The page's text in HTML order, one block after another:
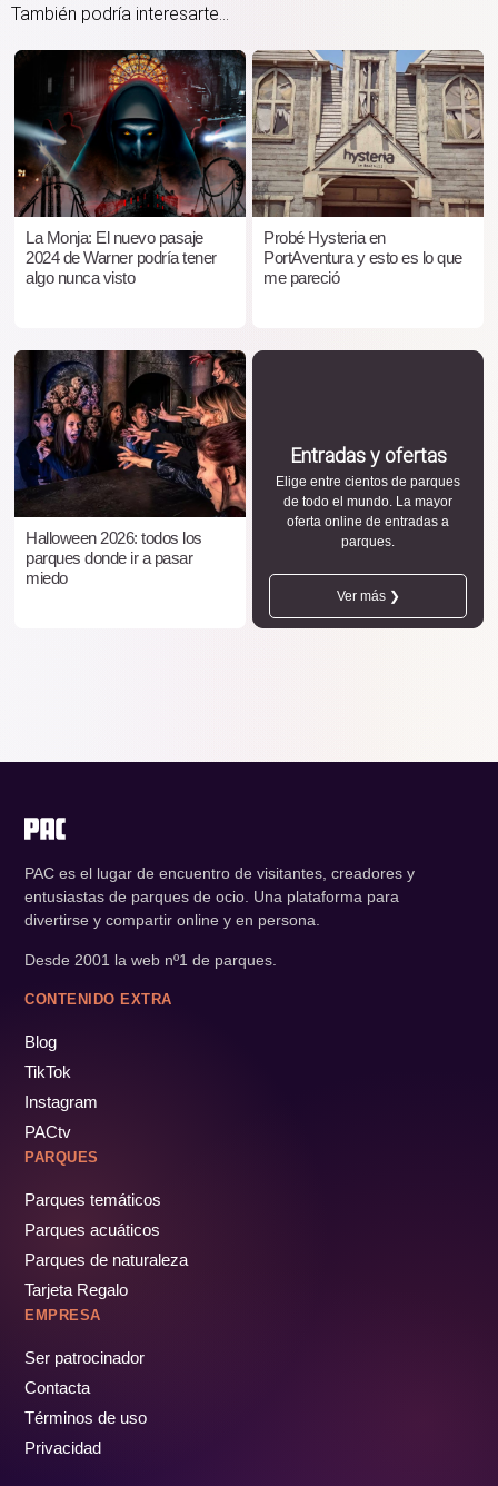
También podría interesarte...
La Monja: El nuevo pasaje
2024 de Warner podría tener
algo nunca visto
Probé Hysteria en
PortAventura y esto es lo que
me pareció
Halloween 2026: todos los
parques donde ir a pasar
miedo
Entradas y ofertas
Elige entre cientos de parques
de todo el mundo. La mayor
oferta online de entradas a
parques.
Ver más ❯
PAC es el lugar de encuentro de visitantes, creadores y
entusiastas de parques de ocio. Una plataforma para
divertirse y compartir online y en persona.
Desde 2001 la web nº1 de parques.
CONTENIDO EXTRA
Blog
TikTok
Instagram
PACtv
PARQUES
Parques temáticos
Parques acuáticos
Parques de naturaleza
Tarjeta Regalo
EMPRESA
Ser patrocinador
Contacta
Términos de uso
Privacidad